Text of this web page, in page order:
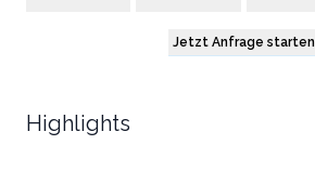
Jetzt Anfrage starten
Highlights